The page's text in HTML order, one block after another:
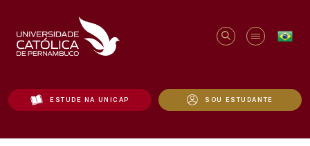
ESTUDE NA UNICAP SOU ESTUDANTE